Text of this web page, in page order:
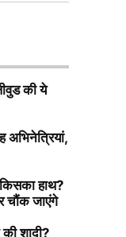
की ये
अभिनेत्रियां,
हाथ?
चौंक जाएंगे
शादी?